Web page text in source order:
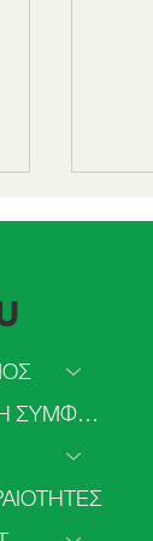
ΠΡΑΣΙΝΗ ΣΥΜΦΩΝΙΑ